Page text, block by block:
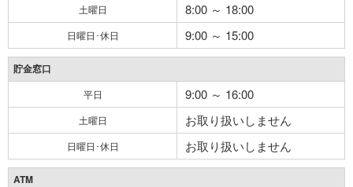
土曜日 8:00 ～ 18:00
日曜日･休日 9:00 ～ 15:00
貯金窓口
平日 9:00 ～ 16:00
土曜日 お取り扱いしません
日曜日･休日 お取り扱いしません
ATM